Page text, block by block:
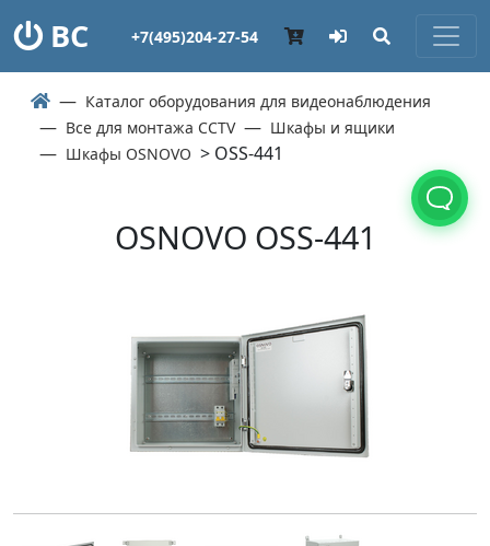
ВС +7(495)204-27-54
Каталог оборудования для видеонаблюдения
Все для монтажа CCTV
Шкафы и ящики
Шкафы OSNOVO > OSS-441
OSNOVO OSS-441